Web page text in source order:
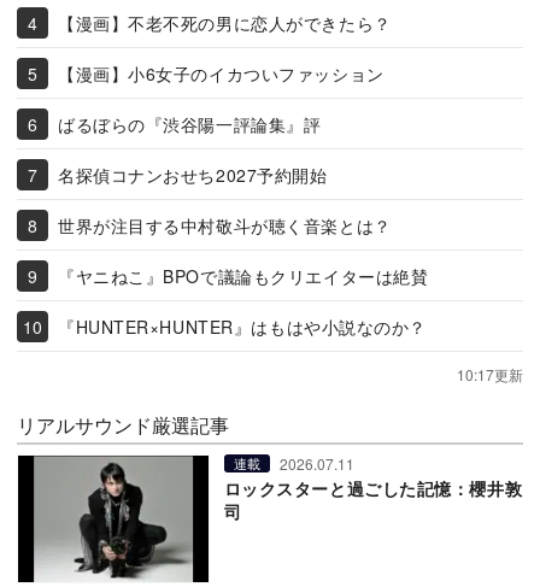
【漫画】不老不死の男に恋人ができたら？
【漫画】小6女子のイカついファッション
ばるぼらの『渋谷陽一評論集』評
名探偵コナンおせち2027予約開始
世界が注目する中村敬斗が聴く音楽とは？
『ヤニねこ』BPOで議論もクリエイターは絶賛
『HUNTER×HUNTER』はもはや小説なのか？
10:17更新
リアルサウンド厳選記事
連載 2026.07.11
ロックスターと過ごした記憶：櫻井敦
司